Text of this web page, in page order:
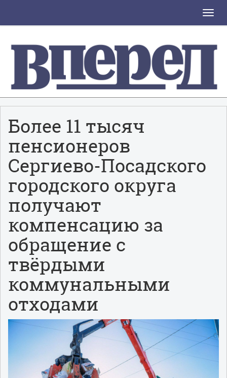
Toggle
Более 11 тысяч
пенсионеров
Сергиево-Посадского
городского округа
получают
компенсацию за
обращение с
твёрдыми
коммунальными
отходами